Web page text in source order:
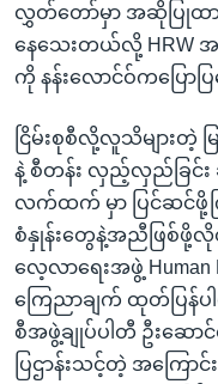
လွှတ်တော်မှာ အဆိုပြုထ
နေသေးတယ်လို့ HRW
ကို နန်းလောင်ဝ်ကပြောပြ
ငြိမ်းစုစီလို့လူသိများတဲ့ မြ
နဲ့ စီတန်း လှည့်လှည်ခြင်း
လက်ထက် မှာ ပြင်ဆင်ဖို့က
စံနှုန်းတွေနဲ့အညီဖြစ်ဖို့
လေ့လာရေးအဖွဲ့ Human
ကြေညာချက် ထုတ်ပြန်
စီအဖွဲ့ချုပ်ပါတီ ဦးဆော
ပြဌာန်းသင့်တဲ့ အကြေ